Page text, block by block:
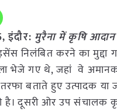
इंदौर: मुरैना में कृषि
निलंबित करने का
भेजे गए थे, जहां वे
बताते हुए उत्पादक
दूसरी ओर उप संचालक